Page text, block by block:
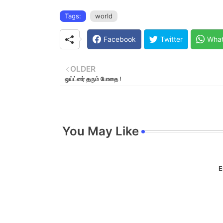
Tags: world
Facebook Twitter
OLDER
ஒய்ட்னர் தரும் போதை !
You May Like